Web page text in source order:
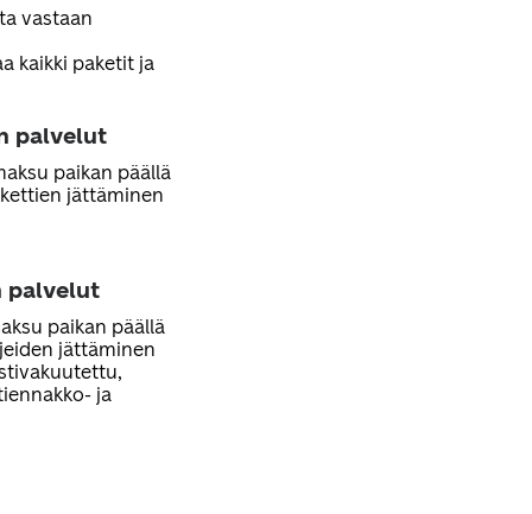
vastaan
kaikki paketit ja
palvelut
paikan päällä
jättäminen
palvelut
paikan päällä
jättäminen
ja